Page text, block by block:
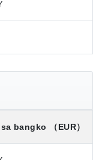
bangko （EUR）